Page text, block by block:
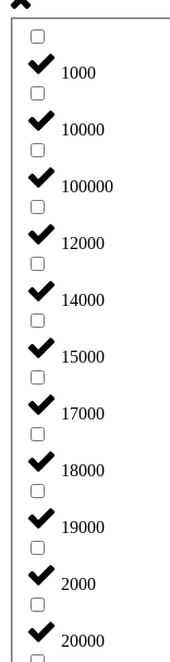
1000
10000
100000
12000
14000
15000
17000
18000
19000
2000
20000